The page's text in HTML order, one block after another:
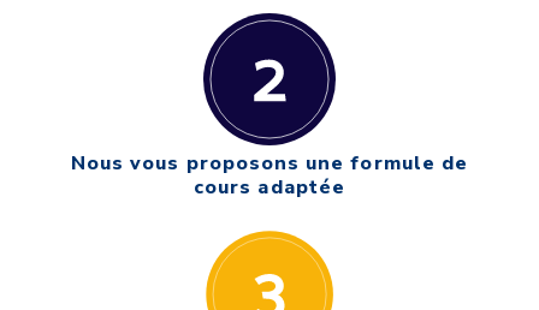
Nous vous proposons une formule de
cours adaptée